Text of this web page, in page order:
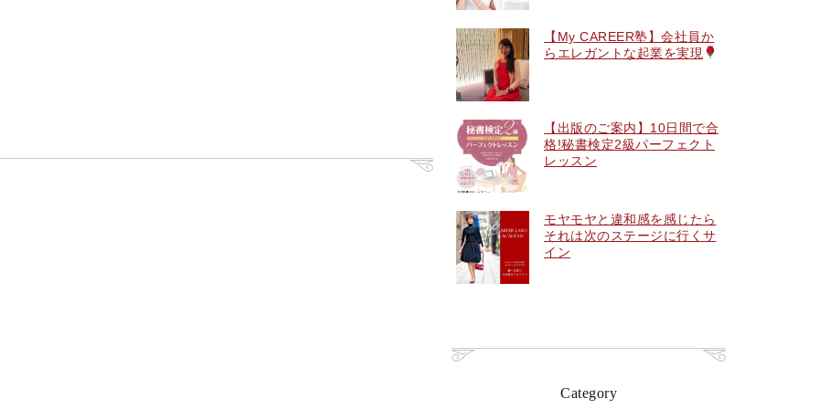
【My CAREER塾】会社員か
らエレガントな起業を実現
【出版のご案内】10日間で合
格!秘書検定2級パーフェクト
レッスン
モヤモヤと違和感を感じたら
それは次のステージに行くサ
イン
Category